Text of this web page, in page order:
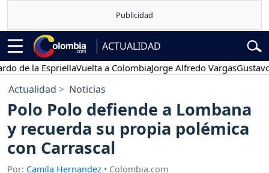
ACTUALIDAD
EspriellaVuelta a ColombiaJorge Alfredo VargasGustavo Petro
Actualidad Noticias
Polo Polo defiende a Lombana
y recuerda su propia polémica
con Carrascal
Por: Camila Hernandez • Colombia.com